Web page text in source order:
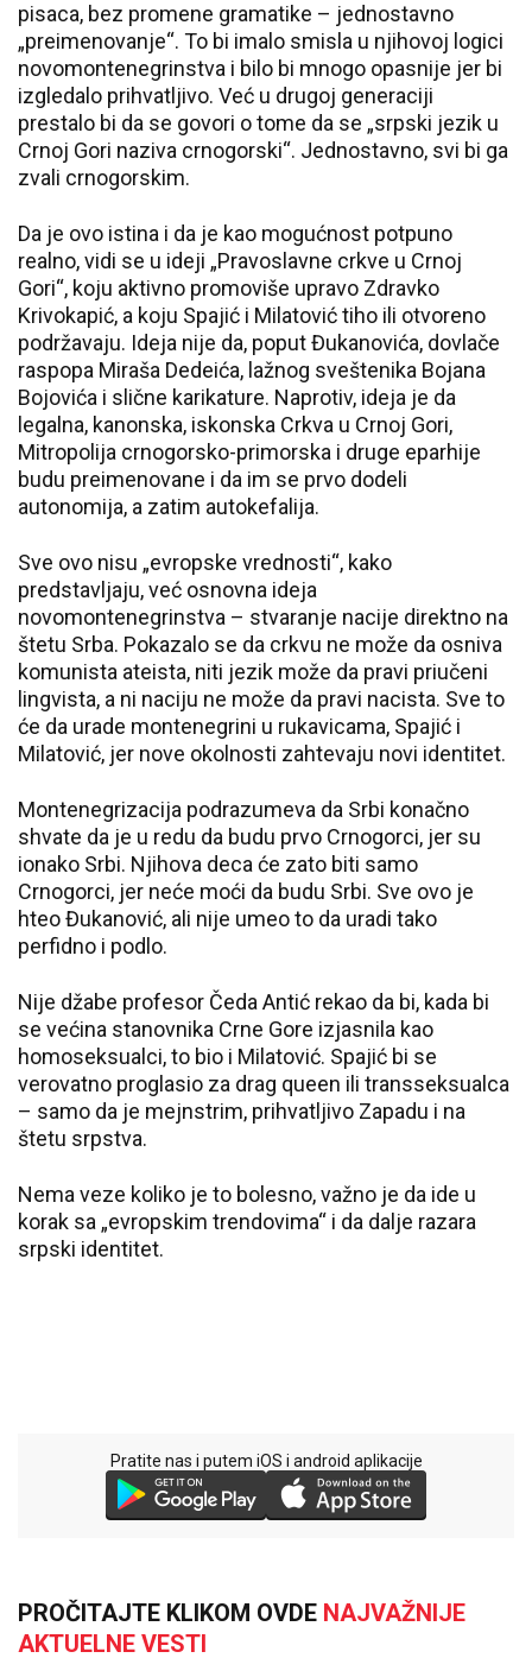
pisaca, bez promene gramatike – jednostavno
„preimenovanje“. To bi imalo smisla u njihovoj logici
novomontenegrinstva i bilo bi mnogo opasnije jer bi
izgledalo prihvatljivo. Već u drugoj generaciji
prestalo bi da se govori o tome da se „srpski jezik u
Crnoj Gori naziva crnogorski“. Jednostavno, svi bi ga
zvali crnogorskim.
Da je ovo istina i da je kao mogućnost potpuno
realno, vidi se u ideji „Pravoslavne crkve u Crnoj
Gori“, koju aktivno promoviše upravo Zdravko
Krivokapić, a koju Spajić i Milatović tiho ili otvoreno
podržavaju. Ideja nije da, poput Đukanovića, dovlače
raspopa Miraša Dedeića, lažnog sveštenika Bojana
Bojovića i slične karikature. Naprotiv, ideja je da
legalna, kanonska, iskonska Crkva u Crnoj Gori,
Mitropolija crnogorsko-primorska i druge eparhije
budu preimenovane i da im se prvo dodeli
autonomija, a zatim autokefalija.
Sve ovo nisu „evropske vrednosti“, kako
predstavljaju, već osnovna ideja
novomontenegrinstva – stvaranje nacije direktno na
štetu Srba. Pokazalo se da crkvu ne može da osniva
komunista ateista, niti jezik može da pravi priučeni
lingvista, a ni naciju ne može da pravi nacista. Sve to
će da urade montenegrini u rukavicama, Spajić i
Milatović, jer nove okolnosti zahtevaju novi identitet.
Montenegrizacija podrazumeva da Srbi konačno
shvate da je u redu da budu prvo Crnogorci, jer su
ionako Srbi. Njihova deca će zato biti samo
Crnogorci, jer neće moći da budu Srbi. Sve ovo je
hteo Đukanović, ali nije umeo to da uradi tako
perfidno i podlo.
Nije džabe profesor Čeda Antić rekao da bi, kada bi
se većina stanovnika Crne Gore izjasnila kao
homoseksualci, to bio i Milatović. Spajić bi se
verovatno proglasio za drag queen ili transseksualca
– samo da je mejnstrim, prihvatljivo Zapadu i na
štetu srpstva.
Nema veze koliko je to bolesno, važno je da ide u
korak sa „evropskim trendovima“ i da dalje razara
srpski identitet.
Pratite nas i putem iOS i android aplikacije
PROČITAJTE KLIKOM OVDE NAJVAŽNIJE
AKTUELNE VESTI